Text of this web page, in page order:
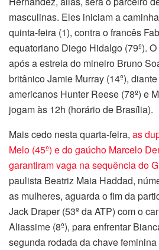
masculinas. Eles iniciam a
quinta-feira (1), contra o francês
equatoriano Diego Hidalgo (79º).
após a estreia do mineiro Bruno
britânico Jamie Murray (14º),
americanos Hunter Reese (78º) e
jogam às 12h (horário de Brasília).
Mais cedo nesta quarta-feira, as
Melo (45º) e do gaúcho Marcelo
garantiram vaga na sequência do
paulista Beatriz Maia Haddad,
as mulheres, aguarda o fim da
Jack Draper (53º da ATP) com o
Aliassime (8º), para enfrentar
segunda rodada da chave